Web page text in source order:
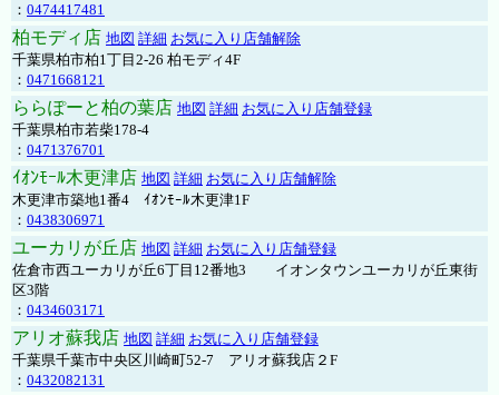
： 0474417481
柏モディ店 地図 詳細 お気に入り店舗解除
千葉県柏市柏1丁目2-26 柏モディ4F
： 0471668121
ららぽーと柏の葉店 地図 詳細 お気に入り店舗登録
千葉県柏市若柴178-4
： 0471376701
ｲｵﾝﾓｰﾙ木更津店 地図 詳細 お気に入り店舗解除
木更津市築地1番4 ｲｵﾝﾓｰﾙ木更津1F
： 0438306971
ユーカリが丘店 地図 詳細 お気に入り店舗登録
佐倉市西ユーカリが丘6丁目12番地3 イオンタウンユーカリが丘東街
区3階
： 0434603171
アリオ蘇我店 地図 詳細 お気に入り店舗登録
千葉県千葉市中央区川崎町52-7 アリオ蘇我店２F
： 0432082131